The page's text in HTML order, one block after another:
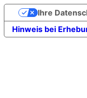
Hinweis bei
Ihre